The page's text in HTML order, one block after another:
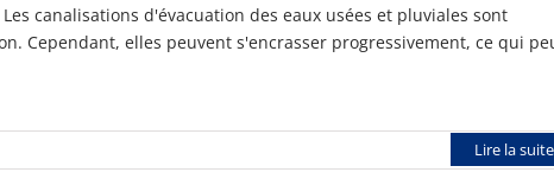
canalisations d'évacuation des eaux usées et pluviales sont
Cependant, elles peuvent s'encrasser progressivement, ce qui
Lire la suite